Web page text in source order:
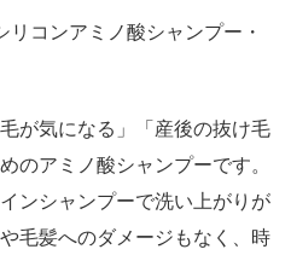
リコンアミノ酸シャンプー・
が気になる」「産後の抜け毛
のアミノ酸シャンプーです。
ンシャンプーで洗い上がりが
毛髪へのダメージもなく、時